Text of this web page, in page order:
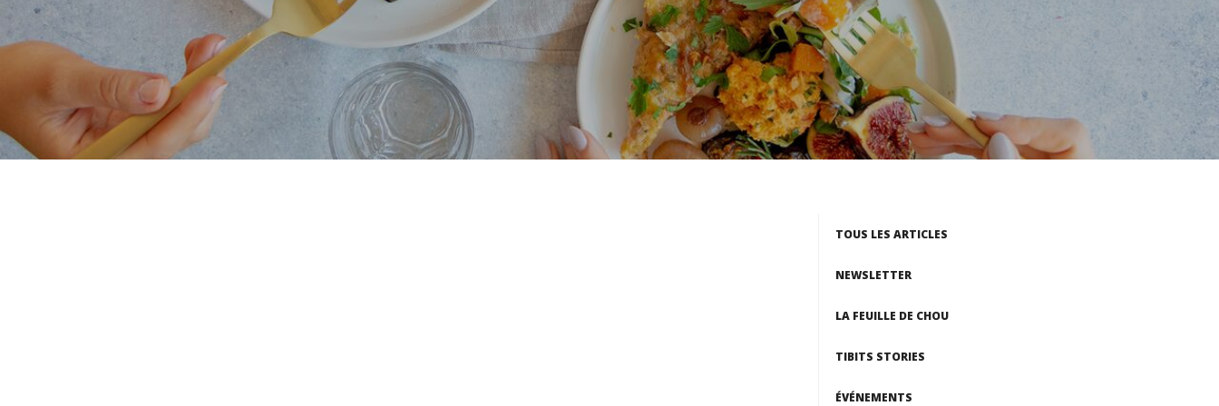
TOUS LES ARTICLES
NEWSLETTER
LA FEUILLE DE CHOU
TIBITS STORIES
ÉVÉNEMENTS